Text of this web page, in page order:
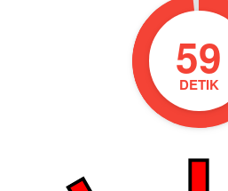
57
DETIK